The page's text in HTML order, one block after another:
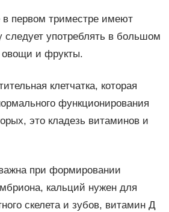
в первом триместре имеют
употреблять в большом
овощи и фрукты.
клетчатка, которая
функционирования
это кладезь витаминов и
при формировании
кальций нужен для
скелета и зубов, витамин Д